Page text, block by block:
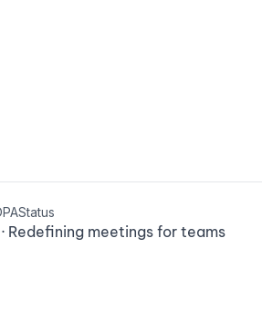
Redefining meetings for teams
Status